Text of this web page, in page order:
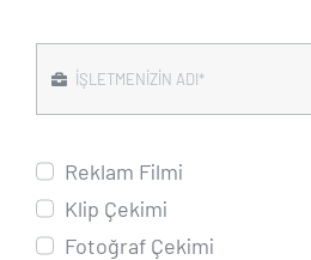
Reklam Filmi
Klip Çekimi
Fotoğraf Çekimi